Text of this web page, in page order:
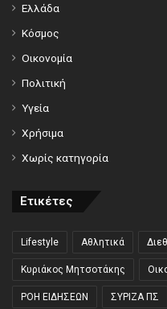
Ελλάδα
Κόσμος
Οικονομία
Πολιτική
Υγεία
Χρήσιμα
Χωρίς κατηγορία
Ετικέτες
Lifestyle Αθλητικά
Κυριάκος Μητσοτάκης
ΡΟΗ ΕΙΔΗΣΕΩΝ ΣΥΡΙΖΑ ΠΣ